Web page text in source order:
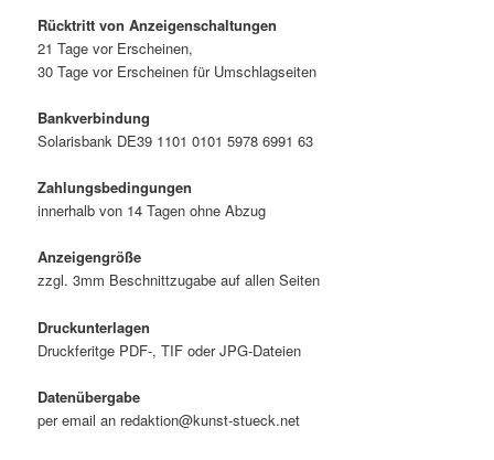
Rücktritt von Anzeigenschaltungen
21 Tage vor Erscheinen,
30 Tage vor Erscheinen für Umschlagseiten
Bankverbindung
Solarisbank DE39 1101 0101 5978 6991 63
Zahlungsbedingungen
innerhalb von 14 Tagen ohne Abzug
Anzeigengröße
zzgl. 3mm Beschnittzugabe auf allen Seiten
Druckunterlagen
Druckferitge PDF-, TIF oder JPG-Dateien
Datenübergabe
per email an redaktion@kunst-stueck.net